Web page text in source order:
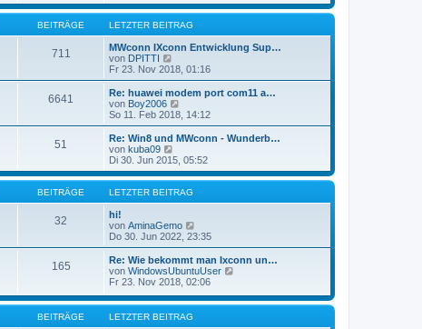
t
g
r
t
g
e
s
e
r
B
e
t
r
a
g
BEITRÄGE LETZTER BEITRAG
711
MWconn IXconn Entwicklung Sup…
von DPITTI
e
u
e
s
t
r
B
e
i
t
r
a
Fr 23. Nov 2018, 01:16
6641
Re: huawei modem port com11 a…
von Boy2006
e
u
e
r
B
e
t
r
a
So 11. Feb 2018, 14:12
51
Re: Win8 und MWconn - Wunderb…
von kuba09
e
u
e
s
t
r
B
e
i
t
r
g
Di 30. Jun 2015, 05:52
BEITRÄGE LETZTER BEITRAG
32
hi!
von AminaGemo
e
u
e
s
t
r
Do 30. Jun 2022, 23:35
165
Re: Wie bekommt man Ixconn un…
von WindowsUbuntuUser
e
Fr 23. Nov 2018, 02:06
BEITRÄGE LETZTER BEITRAG